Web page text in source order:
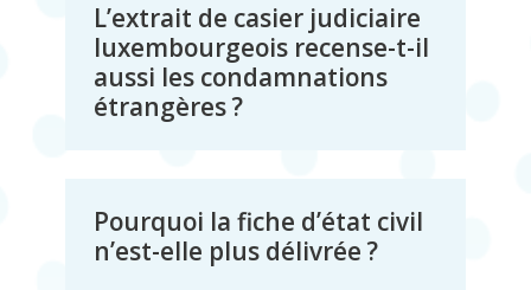
L’extrait de casier judiciaire
luxembourgeois recense-t-il
aussi les condamnations
étrangères ?
Pourquoi la fiche d’état civil
n’est-elle plus délivrée ?